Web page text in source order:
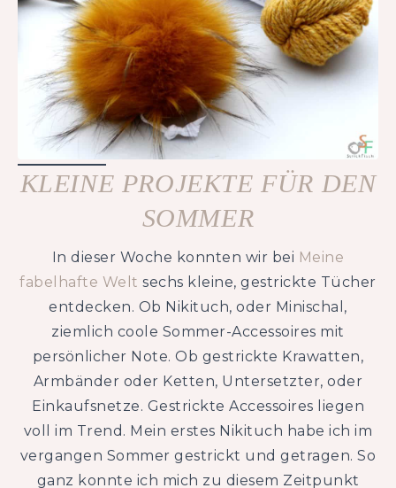
KLEINE PROJEKTE FÜR DEN
SOMMER
In dieser Woche konnten wir bei Meine
fabelhafte Welt sechs kleine, gestrickte Tücher
entdecken. Ob Nikituch, oder Minischal,
ziemlich coole Sommer-Accessoires mit
persönlicher Note. Ob gestrickte Krawatten,
Armbänder oder Ketten, Untersetzter, oder
Einkaufsnetze. Gestrickte Accessoires liegen
voll im Trend. Mein erstes Nikituch habe ich im
vergangen Sommer gestrickt und getragen. So
ganz konnte ich mich zu diesem Zeitpunkt